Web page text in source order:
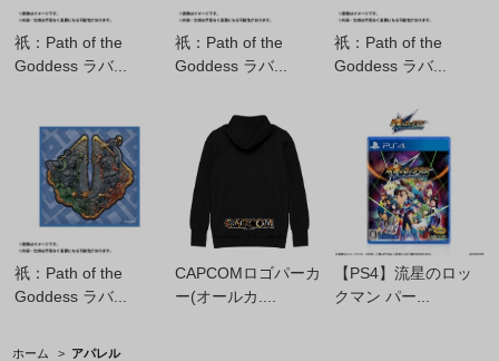
祇：Path of the
Goddess ラバ...
祇：Path of the
Goddess ラバ...
祇：Path of the
Goddess ラバ...
祇：Path of the
Goddess ラバ...
CAPCOMロゴパーカ
ー(オールカ....
【PS4】流星のロッ
クマン パー...
ホーム > アパレル